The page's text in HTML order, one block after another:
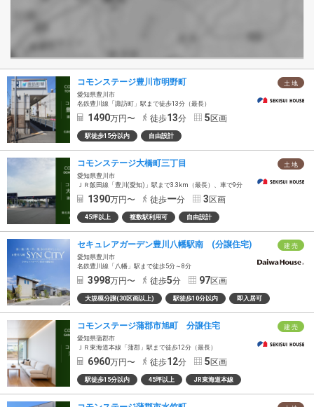
土 地
コモンステージ豊川市明野町
愛知県豊川市
名鉄豊川線「諏訪町」駅まで徒歩13分（最長）
1490万円〜 徒歩13分 5区画
駅徒歩15分以内 自由設計
土 地
コモンステージ大橋町三丁目
愛知県豊川市
ＪＲ飯田線「豊川(愛知)」駅まで3.3km（最長）、車で9分
1390万円〜 徒歩ー分 3区画
45坪以上 複数駅利用可 自由設計
建 売
セキュレアガーデン豊川八幡駅南 (分譲住宅)
愛知県豊川市
名鉄豊川線「八幡」駅まで徒歩5分～8分
3998万円〜 徒歩5分 97区画
大規模分譲(30区画以上) 駅徒歩10分以内 即入居可
建 売
コモンステージ蒲郡市旭町 分譲住宅
愛知県蒲郡市
ＪＲ東海道本線「蒲郡」駅まで徒歩12分（最長）
6960万円〜 徒歩12分 5区画
駅徒歩15分以内 45坪以上 JR東海道本線